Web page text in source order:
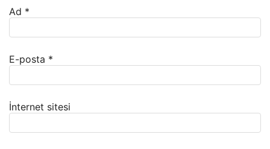
Ad *
E-posta *
İnternet sitesi